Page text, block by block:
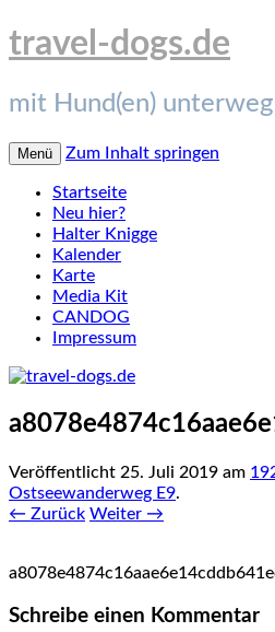
travel-dogs.de
mit Hund(en)
Menü Zum Inhalt springen
Startseite
Neu hier?
Halter Knigge
Kalender
Karte
Media Kit
CANDOG
Impressum
Veröffentlicht 25. Juli 2019 am
Ostseewanderweg E9.
← Zurück Weiter →
Schreibe einen Kommentar